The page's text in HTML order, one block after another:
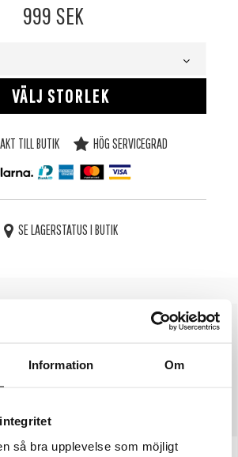
Information Om
så bra upplevelse som möjligt
999 SEK
VÄLJ STORLEK
TILL BUTIK HÖG SERVICEGRAD
SE LAGERSTATUS I BUTIK
SPECIFIKATIONER